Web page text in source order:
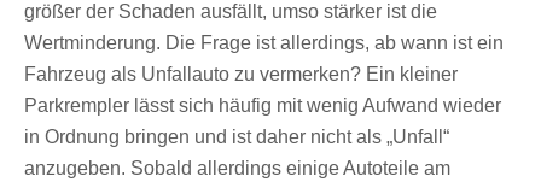
größer der Schaden ausfällt, umso stärker ist die
Wertminderung. Die Frage ist allerdings, ab wann ist ein
Fahrzeug als Unfallauto zu vermerken? Ein kleiner
Parkrempler lässt sich häufig mit wenig Aufwand wieder
in Ordnung bringen und ist daher nicht als „Unfall“
anzugeben. Sobald allerdings einige Autoteile am